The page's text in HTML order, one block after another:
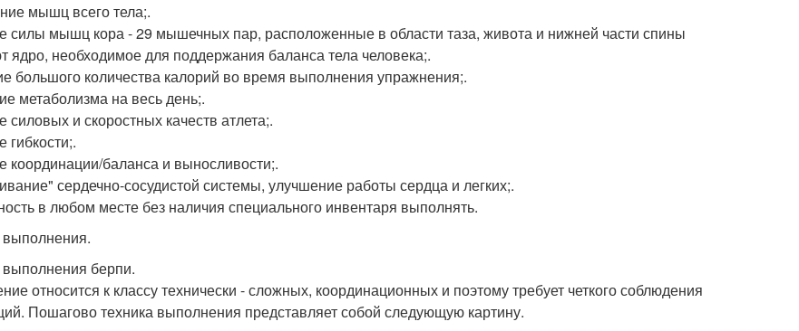
мышц всего тела;.
силы мышц кора - 29 мышечных пар, расположенные в области таза, живота и нижней части спины
ядро, необходимое для поддержания баланса тела человека;.
большого количества калорий во время выполнения упражнения;.
метаболизма на весь день;.
силовых и скоростных качеств атлета;.
гибкости;.
координации/баланса и выносливости;.
сердечно-сосудистой системы, улучшение работы сердца и легких;.
в любом месте без наличия специального инвентаря выполнять.
выполнения.
выполнения берпи.
относится к классу технически - сложных, координационных и поэтому требует четкого соблюдения
Пошагово техника выполнения представляет собой следующую картину.